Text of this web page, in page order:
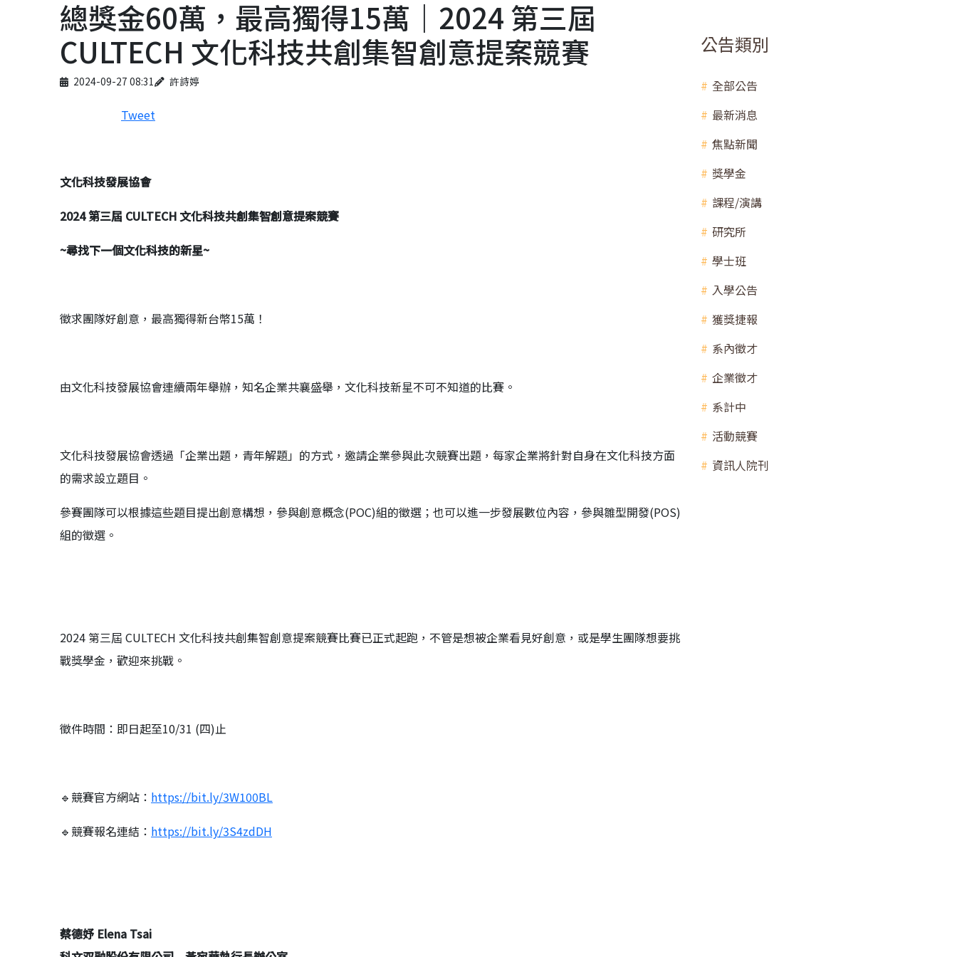
總獎金60萬，最高獨得15萬｜2024 第三屆
CULTECH 文化科技共創集智創意提案競賽
Published on
2024-09-27 08:31
Author 許詩婷
Tweet
文化科技發展協會
2024第三屆 CULTECH文化科技共創集智創意提案競賽
~尋找下一個文化科技的新星~
徵求團隊好創意，最高獨得新台幣15萬！
由文化科技發展協會連續兩年舉辦，知名企業共襄盛舉，文化科技新星不可不知道的比賽。
文化科技發展協會透過「企業出題，青年解題」的方式，邀請企業參與此次競賽出題，每家企業將針對自身在文化科技方面
的需求設立題目。
參賽團隊可以根據這些題目提出創意構想，參與創意概念(POC)組的徵選；也可以進一步發展數位內容，參與雛型開發(POS)
組的徵選。
2024 第三屆 CULTECH 文化科技共創集智創意提案競賽比賽已正式起跑，不管是想被企業看見好創意，或是學生團隊想要挑
戰獎學金，歡迎來挑戰。
徵件時間：即日起至10/31 (四)止
🔹競賽官方網站： https://bit.ly/3W100BL
🔹競賽報名連結： https://bit.ly/3S4zdDH
蔡德妤 Elena Tsai
公告類別
全部公告
最新消息
焦點新聞
獎學金
課程/演講
研究所
學士班
入學公告
獲獎捷報
系內徵才
企業徵才
系計中
活動競賽
資訊人院刊